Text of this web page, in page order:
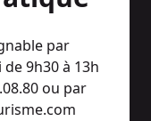
par
9h30 à 13h
ou par